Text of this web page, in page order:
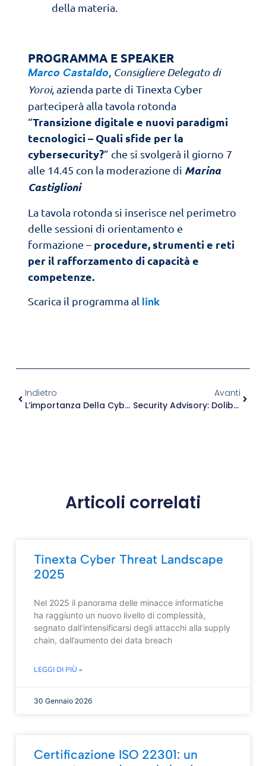
della materia.
PROGRAMMA E SPEAKER
Marco Castaldo Consigliere Delegato di
Yoroi, azienda parte di Tinexta Cyber
parteciperà alla tavola rotonda
“Transizione digitale e nuovi paradigmi
tecnologici – Quali sfide per la
cybersecurity?” che si svolgerà il giorno 7
alle 14.45 con la moderazione di Marina
Castiglioni
La tavola rotonda si inserisce nel perimetro
delle sessioni di orientamento e
formazione – procedure, strumenti e reti
per il rafforzamento di capacità e
competenze.
Scarica il programma al link
Indietro
L’importanza Della Cybersecurity Per Ottimizzare Il Risk Management
Avanti
Security Advisory: Dolibarr 17.0.0 PHP Code Injection (CVE-2023-30253)
Articoli correlati
Tinexta Cyber Threat Landscape
2025
Nel 2025 il panorama delle minacce informatiche
ha raggiunto un nuovo livello di complessità,
segnato dall’intensificarsi degli attacchi alla supply
chain, dall’aumento dei data breach
LEGGI DI PIÙ »
30 Gennaio 2026
Certificazione ISO 22301: un